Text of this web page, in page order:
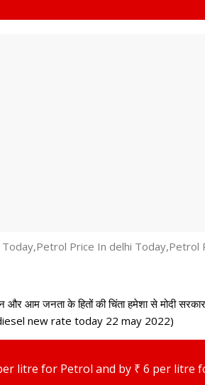
और आम जनता के हितों की चिंता हमेशा से मोदी
diesel new rate today 22 may 2022)
litre for Petrol and by ₹ 6 per litre